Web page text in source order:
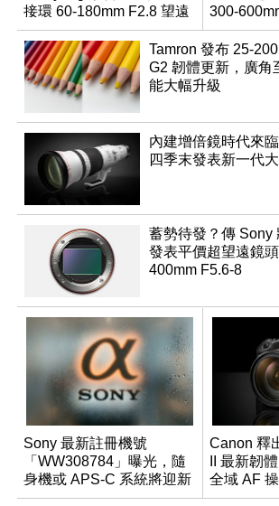
接環 60-180mm F2.8 望遠
變焦鏡
300-
Tamron 發布 25-
G2 韌體更新，廣角
能大幅升級
內建增倍鏡時代來
四季末發表新一代
蓄勢待發？傳 Sony
發表平價超望遠鏡
400mm F5.6-8
Sony 最新註冊機號
「WW308784」曝光，隨
身機或 APS-C 系統將迎新
成員？
Canon 釋
II 最新韌
全域 AF